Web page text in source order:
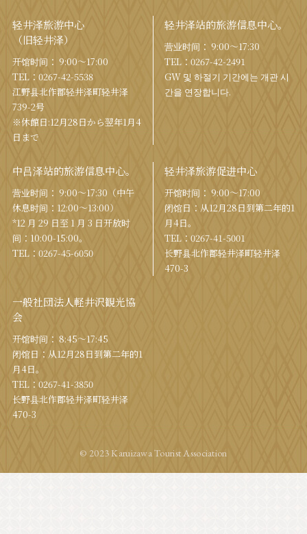
轻井泽旅游中心
（旧轻井泽）
开馆时间： 9:00〜17:00
TEL： 0267-42-5538
江野县北作郡轻井泽町轻井泽
739-2号
※休館日:12月28日から翌年1月4
日まで
轻井泽站的旅游信息中心。
营业时间： 9:00〜17:30
TEL： 0267-42-2491
GW 및 하절기 기간에는 개관 시
간을 연장합니다.
中吕泽站的旅游信息中心。
营业时间： 9:00〜17:30（中午
休息时间：12:00〜13:00）
*12 月 29 日至 1 月 3 日开放时
间：10:00-15:00。
TEL： 0267-45-6050
轻井泽旅游促进中心
开馆时间： 9:00〜17:00
闭馆日：从12月28日到第二年的1
月4日。
TEL： 0267-41-5001
长野县北作郡轻井泽町轻井泽
470-3
一般社団法人軽井沢観光協
会
开馆时间： 8:45～17:45
闭馆日：从12月28日到第二年的1
月4日。
TEL： 0267-41-3850
长野县北作郡轻井泽町轻井泽
470-3
© 2023 Karuizawa Tourist Association